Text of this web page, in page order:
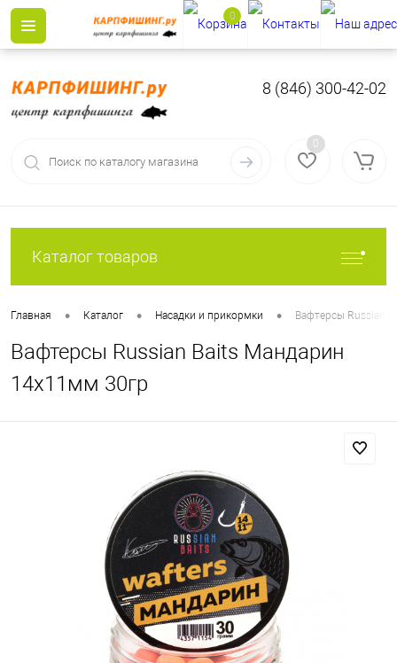
8 (846) 300-42-02
0
Каталог товаров
Главная • Каталог • Насадки и прикормки • Вафтерсы Russian
Вафтерсы Russian Baits Мандарин
14х11мм 30гр
0